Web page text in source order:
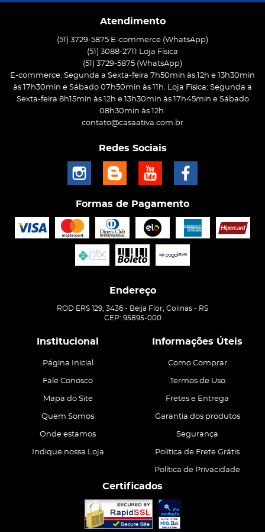
Atendimento
(51) 3729-5875 E-commerce (WhatsApp)
(51) 3088-2711 Loja Física
(51) 3729-5875 (WhatsApp)
E-commerce: Segunda a Sexta-feira 7h50min às 12h e 13h30min
às 17h30min e Sábado 07h50min às 11h. Loja Física: Segunda a
Sexta-feira 8h15min às 12h e 13h30min às 17h45min e Sábado
08h30min às 12h.
contato@casaativa.com.br
Redes Sociais
Formas de Pagamento
Endereço
ROD ERS 129, 3436 - Beija Flor, Colinas - RS
CEP: 95895-000
Institucional
Página Inicial
Fale Conosco
Mapa do Site
Quem Somos
Onde estamos
Indique nossa Loja
Informações Úteis
Como Comprar
Termos de Uso
Fretes e Entrega
Garantia dos produtos
Segurança
Politica de Frete Grátis
Política de Privacidade
Certificados